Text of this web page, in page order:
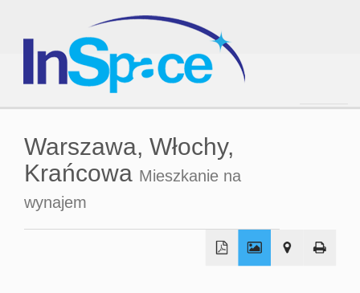
O
Warszawa, Włochy,
Krańcowa Mieszkanie na
wynajem